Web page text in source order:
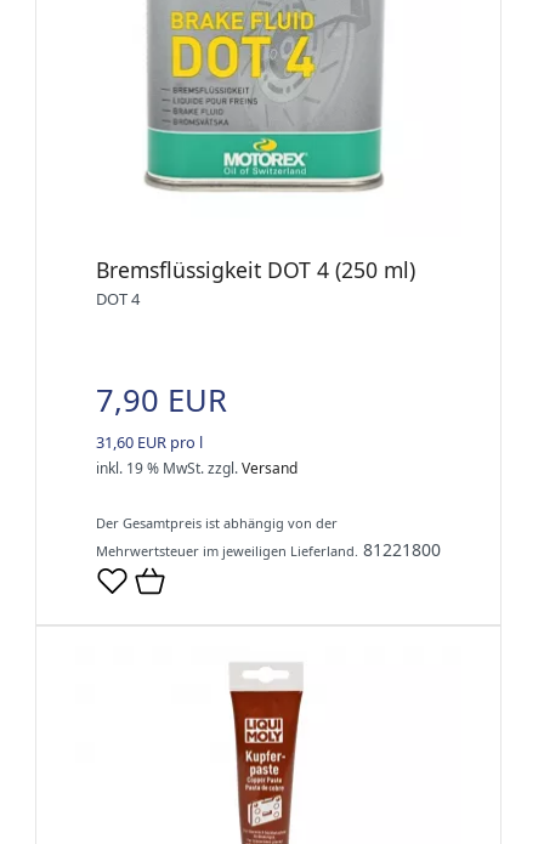
Bremsflüssigkeit DOT 4 (250 ml)
DOT 4
7,90 EUR
31,60 EUR pro l
inkl. 19 % MwSt.zzgl.Versand
Der Gesamtpreis ist abhängig von der
Mehrwertsteuer im jeweiligen Lieferland. 81221800